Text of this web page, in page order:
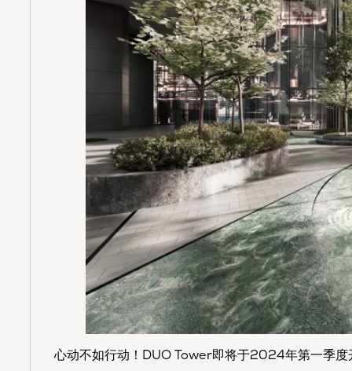
心动不如行动！DUO Tower即将于2024年第一季